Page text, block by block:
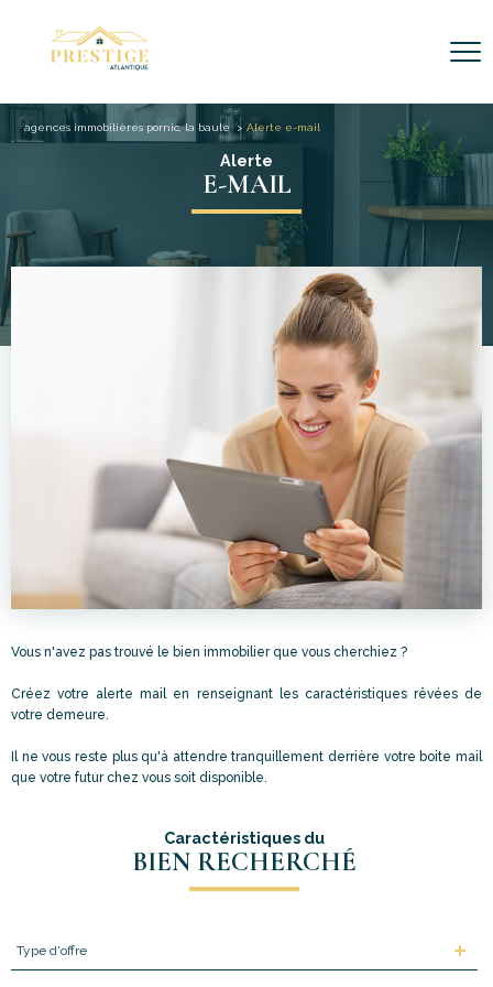
agences immobilières pornic, la baule Alerte e-mail
Alerte
E-MAIL
Vous n'avez pas trouvé le bien immobilier que vous cherchiez ?
Créez votre alerte mail en renseignant les caractéristiques rêvées de
votre demeure.
Il ne vous reste plus qu'à attendre tranquillement derrière votre boite mail
que votre futur chez vous soit disponible.
Caractéristiques du
BIEN RECHERCHÉ
d'offre
Type d'offre